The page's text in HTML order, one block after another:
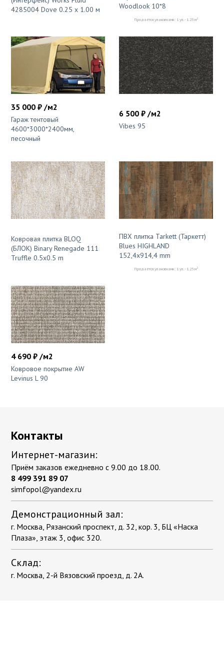
4285004 Dove 0.25 x 1.00 м
Woodlook 10*8
Продаётся упаковками: 1 уп. - 1.25 м2
35 000 ₽ /м2
Гараж тентовый
4600*3000*2400мм,
песочный
6 500 ₽ /м2
Vibes 95
Ковровая плитка BLOQ
(БЛОК) Binary Renegade 111
Truffle 0.5x0.5 m
ПВХ плитка Tarkett (Таркетт)
Blues HIGHLAND
152,4x914,4 mm
Продаётся упаковками: 1 уп. - 1.25 м2
4 690 ₽ /м2
Ковровое покрытие AW
Levinus L 90
Контакты
Интернет-магазин:
Приём заказов ежедневно с 9.00 до 18.00.
8 499 391 89 07
simfopol@yandex.ru
Демонстрационный зал:
г. Москва, Рязанский проспект, д. 32, кор. 3, БЦ «Наска
Плаза», этаж 3, офис 320.
Склад:
г. Москва, 2-й Вязовский проезд, д. 2А.